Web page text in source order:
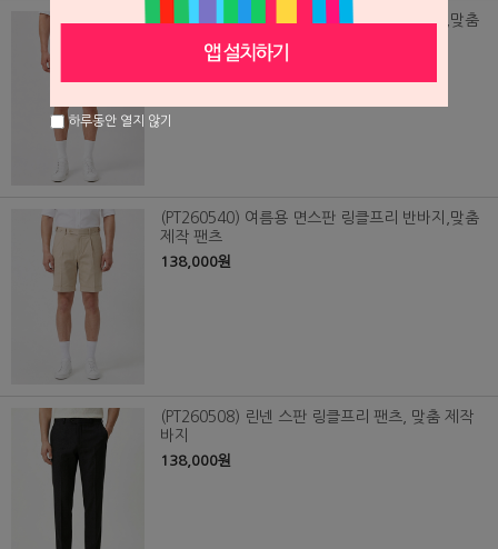
(PT260539) 여름용 면스판 링클프리 반바지,맞춤
138,000원
(PT260540) 여름용 면스판 링클프리 반바지,맞춤
제작 팬츠
138,000원
(PT260508) 린넨 스판 링클프리 팬츠, 맞춤 제작
바지
138,000원
하루동안 열지 않기